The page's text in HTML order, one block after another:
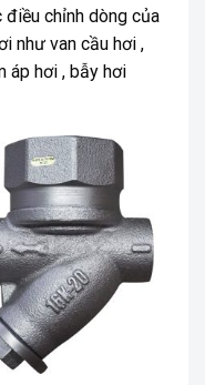
chỉnh dòng của
như van cầu hơi ,
áp hơi , bẫy hơi